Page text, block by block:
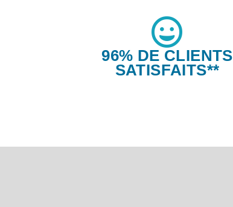
96% DE CLIENTS
SATISFAITS**